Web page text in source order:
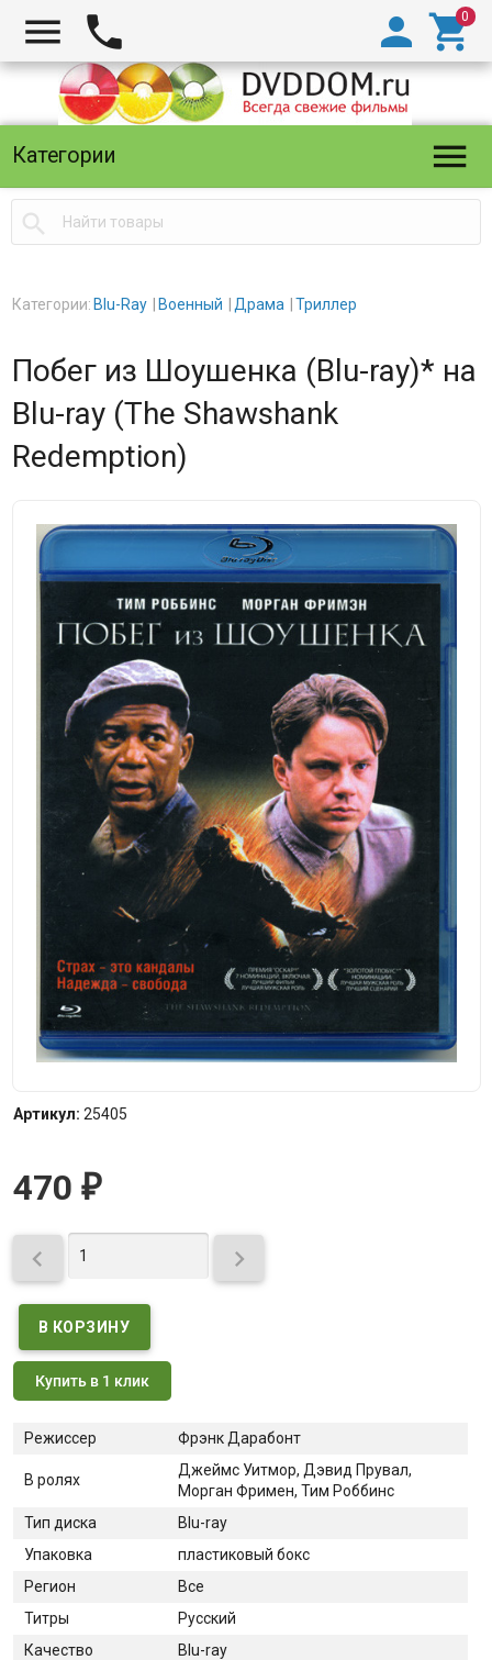
  

Категории 

Категории: Blu-Ray Военный Драма Триллер
Побег из Шоушенка (Blu-ray)* на
Blu-ray (The Shawshank
Redemption)
Артикул: 25405
470 ₽
 
Купить в 1 клик
Режиссер Фрэнк Дарабонт
В ролях
Джеймс Уитмор, Дэвид Прувал,
Морган Фримен, Тим Роббинс
Тип диска
Blu-ray
Упаковка
пластиковый бокс
Регион
Все
Титры
Русский
Качество
Blu-ray